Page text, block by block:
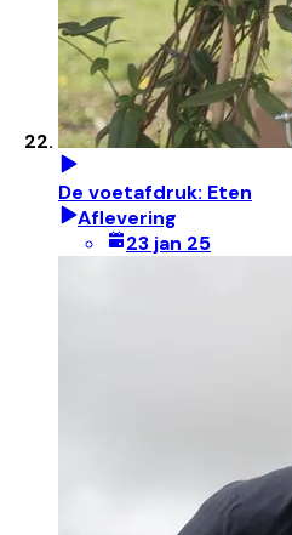
De voetafdruk: Eten
Aflevering
23 jan 25